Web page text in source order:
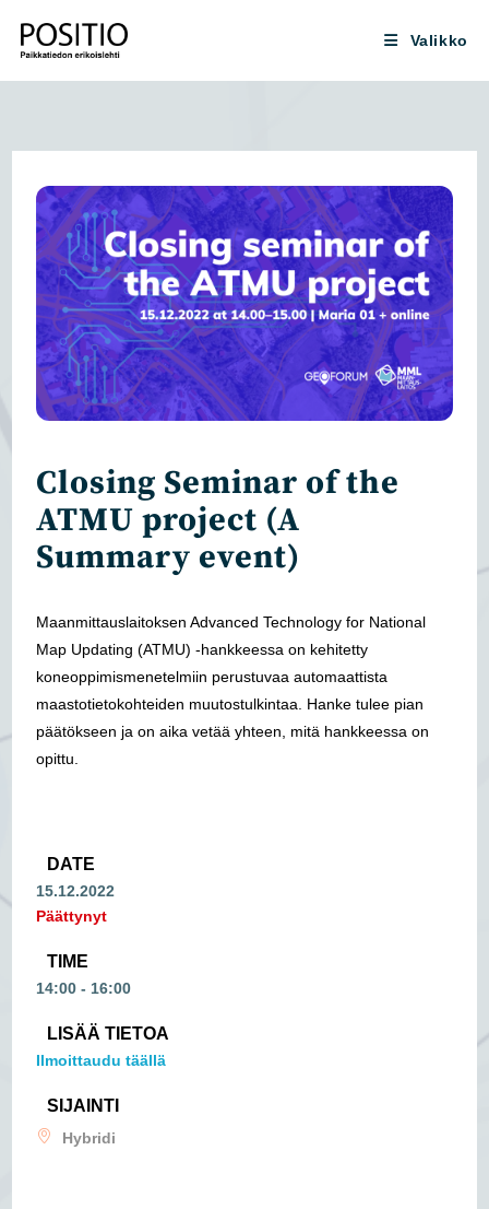
suoraan
sisältöön
Valikko
Closing Seminar of the
ATMU project (A
Summary event)
Maanmittauslaitoksen Advanced Technology for National
Map Updating (ATMU) -hankkeessa on kehitetty
koneoppimismenetelmiin perustuvaa automaattista
maastotietokohteiden muutostulkintaa. Hanke tulee pian
päätökseen ja on aika vetää yhteen, mitä hankkeessa on
opittu.
DATE
15.12.2022
Päättynyt
TIME
14:00 - 16:00
LISÄÄ TIETOA
Ilmoittaudu täällä
SIJAINTI
Hybridi